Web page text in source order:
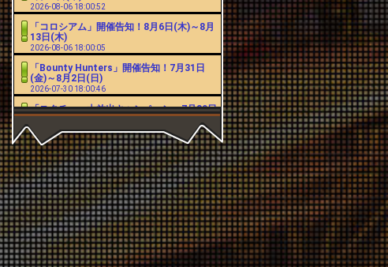
いて
2021-11-12 16:59:06
スペシャルチャレンジの不具合に対するお詫
びにつきまして
2021-08-26 18:00:32
8月13日から8月16日まで発生したスペシャ
ルチャレンジボス報酬の不具合につきまして
2021-08-16 16:00:43
年末年始サポート休業のお知らせ
2020-12-17 18:01:32
【修正】協力モードの報酬が受け取れない不
具合について
2020-11-06 11:40:40
スペシャルチャレンジの不具合に対するお詫
びにつきまして
2020-06-04 18:01:46
5月22日から5月25日まで発生したスペシャ
ルチャレンジボス報酬の不具合につきまして
2020-05-25 14:38:19
2026-08-06 18:00:52
「コロシアム」開催告知！8月6日(木)～8月
13日(木)
2026-08-06 18:00:05
「Bounty Hunters」開催告知！7月31日
(金)～8月2日(日)
2026-07-30 18:00:46
「スタチュー大放出キャンペーン」7月30日
(木)～8月6日(木)
2026-07-30 18:00:42
スターがっぽりキャンペーン 7月30日(木)～
8月6日(木)
2026-07-30 18:00:37
「Castle Defense」開催告知！7月24日(金)
～7月26日(日)
2026-07-23 18:00:30
「厳選バフジェムキャンペーン」7月23日
(木)～7月30日(木)
2026-07-23 18:00:27